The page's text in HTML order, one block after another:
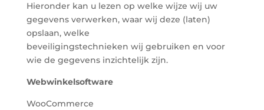
Hieronder kan u lezen op welke wijze wij uw
gegevens verwerken, waar wij deze (laten)
opslaan, welke
beveiligingstechnieken wij gebruiken en voor
wie de gegevens inzichtelijk zijn.
Webwinkelsoftware
WooCommerce